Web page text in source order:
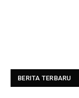
BERITA TERBARU